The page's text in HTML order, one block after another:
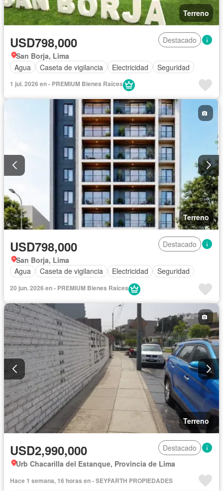
Terreno
USD798,000
Destacado
San Borja, Lima
Agua
Caseta de vigilancia Electricidad Seguridad
1 jul. 2026 en - PREMIUM Bienes Raíces
Terreno
USD798,000
Destacado
San Borja, Lima
Agua
Caseta de vigilancia Electricidad Seguridad
20 jun. 2026 en - PREMIUM Bienes Raíces
Terreno
USD2,990,000
Destacado
Urb Chacarilla del Estanque, Provincia de Lima
Hace 1 semana, 16 horas en - SEYFARTH PROPIEDADES